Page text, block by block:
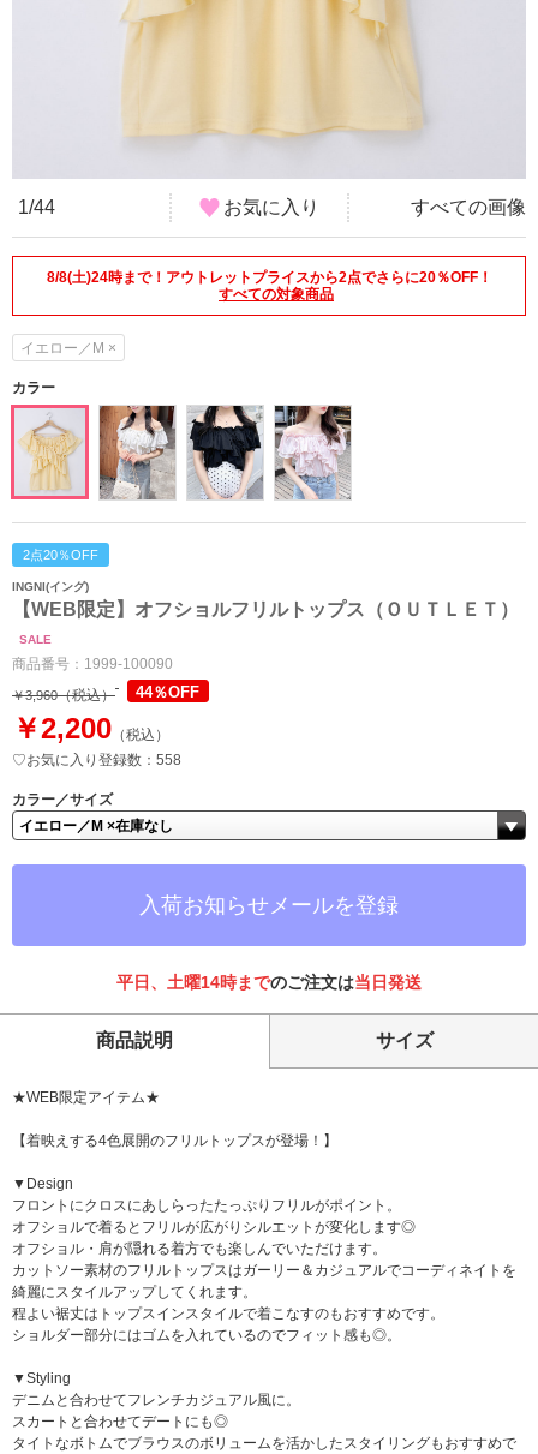
1/44 お気に入り すべての画像
8/8(土)24時まで！アウトレットプライスから2点でさらに20％OFF！
すべての対象商品
イエロー／M ×
カラー
2点20％OFF
INGNI(イング)
【WEB限定】オフショルフリルトップス（ＯＵＴＬＥＴ）
SALE
商品番号： 1999-100090
￥3,960（税込） 44％OFF
￥2,200 （税込）
♡お気に入り登録数：558
カラー／サイズ
入荷お知らせメールを登録
平日、土曜14時までのご注文は当日発送
商品説明 サイズ
★WEB限定アイテム★
【着映えする4色展開のフリルトップスが登場！】
▼Design
フロントにクロスにあしらったたっぷりフリルがポイント。
オフショルで着るとフリルが広がりシルエットが変化します◎
オフショル・肩が隠れる着方でも楽しんでいただけます。
カットソー素材のフリルトップスはガーリー＆カジュアルでコーディネイトを
綺麗にスタイルアップしてくれます。
程よい裾丈はトップスインスタイルで着こなすのもおすすめです。
ショルダー部分にはゴムを入れているのでフィット感も◎。
▼Styling
デニムと合わせてフレンチカジュアル風に。
スカートと合わせてデートにも◎
タイトなボトムでブラウスのボリュームを活かしたスタイリングもおすすめで